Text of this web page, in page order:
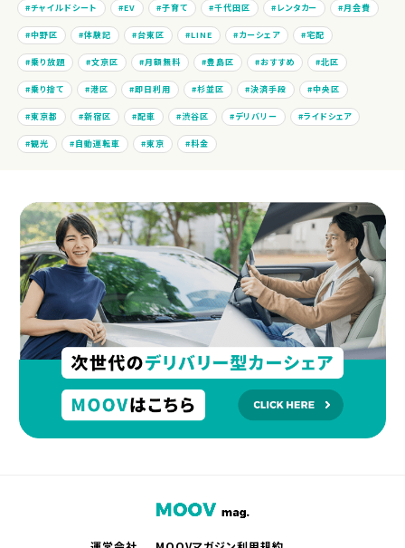
チャイルドシート EV 子育て 千代田区 レンタカー 月会費
中野区 体験記 台東区 LINE カーシェア 宅配
乗り放題 文京区 月額無料 豊島区 おすすめ 北区
乗り捨て 港区 即日利用 杉並区 決済手段 中央区
東京都 新宿区 配車 渋谷区 デリバリー ライドシェア
観光 自動運転車 東京 料金